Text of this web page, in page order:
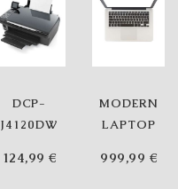
DCP-
J4120DW
124,99 €
MODERN
LAPTOP
999,99 €